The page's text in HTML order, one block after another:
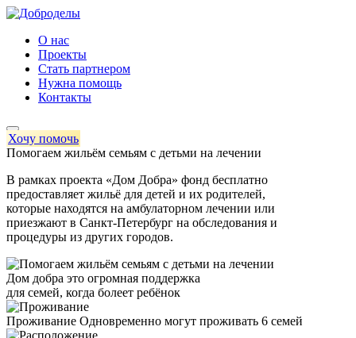
О нас
Проекты
Стать партнером
Нужна помощь
Контакты
Хочу помочь
Помогаем жильём семьям с детьми на лечении
В рамках проекта «Дом Добра» фонд бесплатно
предоставляет жильё для детей и их родителей,
которые находятся на амбулаторном лечении или
приезжают в Санкт-Петербург на обследования и
процедуры из других городов.
Дом добра это огромная поддержка
для семей, когда болеет ребёнок
Проживание Одновременно могут проживать 6 семей